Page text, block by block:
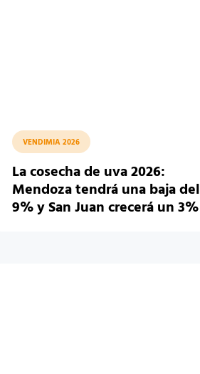
VENDIMIA 2026
La cosecha de uva 2026:
Mendoza tendrá una baja del
9% y San Juan crecerá un 3%